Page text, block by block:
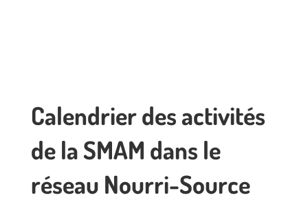
Calendrier des activités
de la SMAM dans le
réseau Nourri-Source